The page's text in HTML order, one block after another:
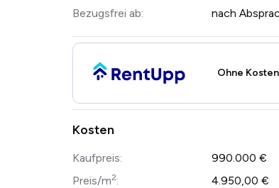
Bezugsfrei ab: nach
Ohne
Kosten
Kaufpreis:
990.000 €
Preis/m2: 4.950,00 €